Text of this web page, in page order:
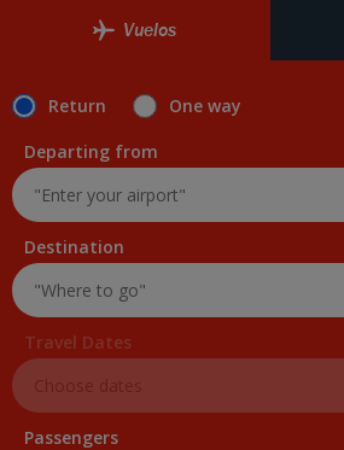
Vuelos
Return
One way
Departing from
Destination
Travel Dates
Passengers